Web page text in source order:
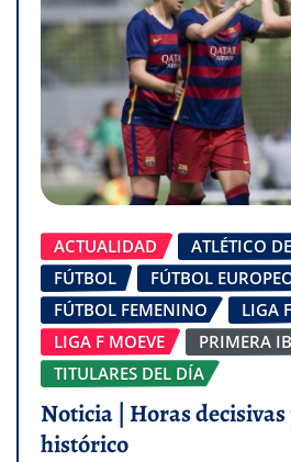
ACTUALIDAD
ATLÉTICO
FÚTBOL
FÚTBOL
FÚTBOL FEMENINO
LIGA F
LIGA F MOEVE
PRIMERA
TITULARES DEL DÍA
Noticia | Horas
histórico